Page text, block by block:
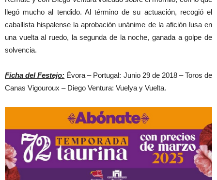
llegó mucho al tendido. Al término de su actuación, recogió el
caballista hispalense la aprobación unánime de la afición lusa en
una vuelta al ruedo, la segunda de la noche, ganada a golpe de
solvencia.
Ficha del Festejo: Évora – Portugal: Junio 29 de 2018 – Toros de
Canas Vigouroux – Diego Ventura: Vuelya y Vuelta.